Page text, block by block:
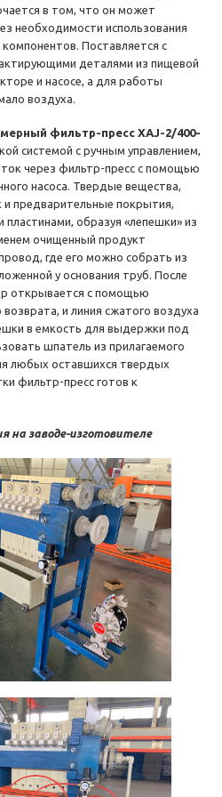
в том, что он может
необходимости использования
Поставляется с
деталями из пищевой
и насосе, а для работы
воздуха.
фильтр-пресс XAJ-2/400-
системой с ручным управлением,
через фильтр-пресс с помощью
насоса. Твердые вещества,
предварительные покрытия,
образуя «лепешки» из
очищенный продукт
где его можно собрать из
у основания труб. После
открывается с помощью
и линия сжатого воздуха
в емкость для выдержки под
шпатель из прилагаемого
любых оставшихся твердых
фильтр-пресс готов к
на заводе-изготовителе